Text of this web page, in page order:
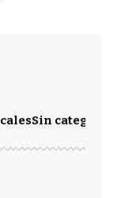
Sin categoría